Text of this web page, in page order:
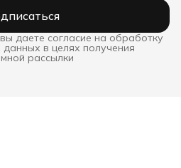
даете согласие на обработку
в целях получения
рассылки